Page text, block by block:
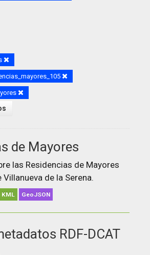
de Mayores
las Residencias de Mayores
de la Serena.
KML GeoJSON
RDF-DCAT